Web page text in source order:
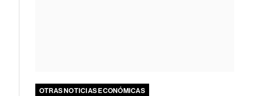
OTRAS NOTICIAS ECONÓMICAS